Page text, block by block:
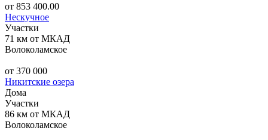
от 853 400.00
Нескучное
Участки
71 км от МКАД
Волоколамское
от 370 000
Никитские озера
Дома
Участки
86 км от МКАД
Волоколамское